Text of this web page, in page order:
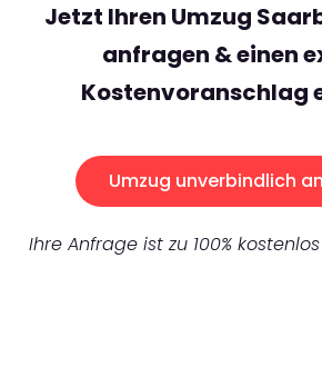
Jetzt Ihren Umzug
anfragen & einen
Kostenvoranschlag
Umzug unverbindlich
Ihre Anfrage ist zu 100%